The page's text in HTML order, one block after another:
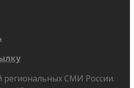
региональных СМИ России.